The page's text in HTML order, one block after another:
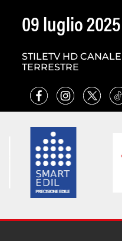
09 luglio 2025
STILETV HD
TERRESTRE